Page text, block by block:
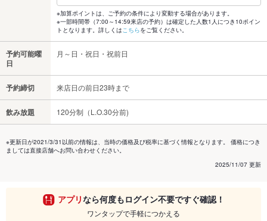
※加算ポイントは、ご予約の条件により変動する場合があります。
※一部時間帯（7:00～14:59来店の予約）は確定した人数1人につき10ポイン
トとなります。詳しくはこちらをご覧ください。
予約可能曜
日
月～日・祝日・祝前日
予約締切 来店日の前日23時まで
飲み放題 120分制（L.O.30分前)
※更新日が2021/3/31以前の情報は、当時の価格及び税率に基づく情報となります。 価格につき
ましては直接店舗へお問い合わせください。
2025/11/07 更新
アプリなら何度もログイン不要ですぐ確認！
ワンタップで手軽につかえる